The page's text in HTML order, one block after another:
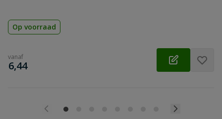
Op voorraad
vanaf
€
6,44